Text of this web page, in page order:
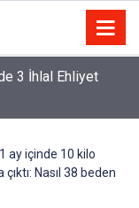
3 İhlal Ehliyet
ay içinde 10 kilo
Nasıl 38 beden